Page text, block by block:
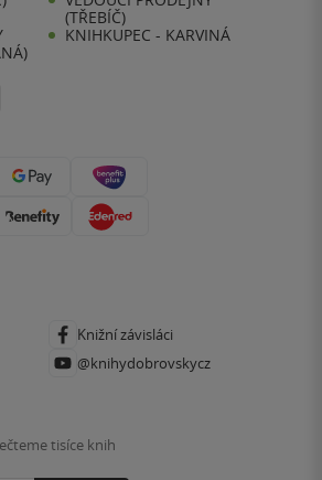
(TŘEBÍČ)
KNIHKUPEC - KARVINÁ
Knižní závisláci
@knihydobrovskycz
tisíce knih